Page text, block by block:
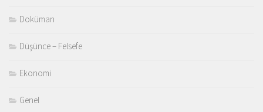
Doküman
Düşünce – Felsefe
Ekonomi
Genel